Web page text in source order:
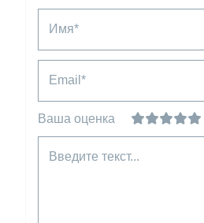
Имя*
Email*
Ваша оценка
Введите текст...